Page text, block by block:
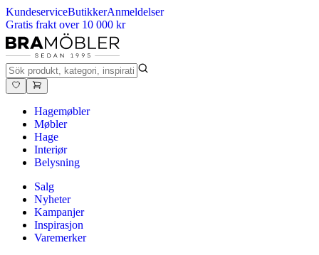
KundeserviceButikkerAnmeldelser
Gratis frakt over 10 000 kr
Hagemøbler
Møbler
Hage
Interiør
Belysning
Salg
Nyheter
Kampanjer
Inspirasjon
Varemerker